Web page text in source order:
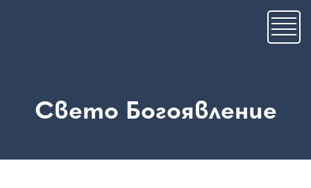
Свето Богоявление